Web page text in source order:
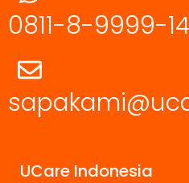
0811-8-9999-
UCare Indonesia